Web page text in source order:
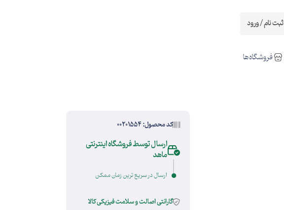
ثبت نام / ورود
فروشگاه‌ها
کد محصول: 00201554
ارسال توسط فروشگاه اینترنتی
ماهد
ارسال در سریع ترین زمان ممکن
گارانتی اصالت و سلامت فیزیکی کالا